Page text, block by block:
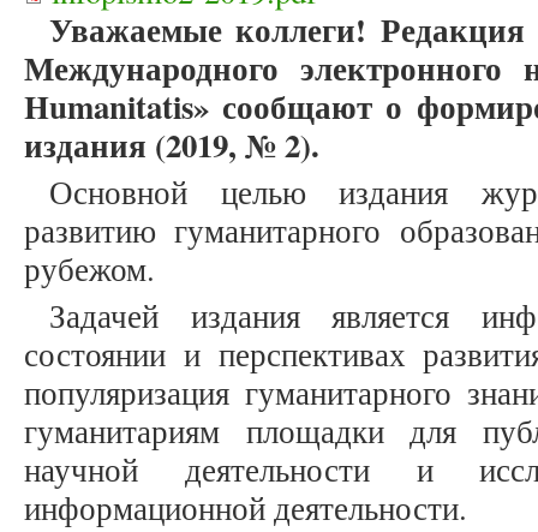
Уважаемые коллеги!
Международного электронного
Humanitatis» сообщают о
издания (2019, № 2).
Основной целью издания
развитию гуманитарного
рубежом.
Задачей издания является
состоянии и перспективах
популяризация гуманитарного
гуманитариям площадки для
научной деятельности и
информационной деятельности.